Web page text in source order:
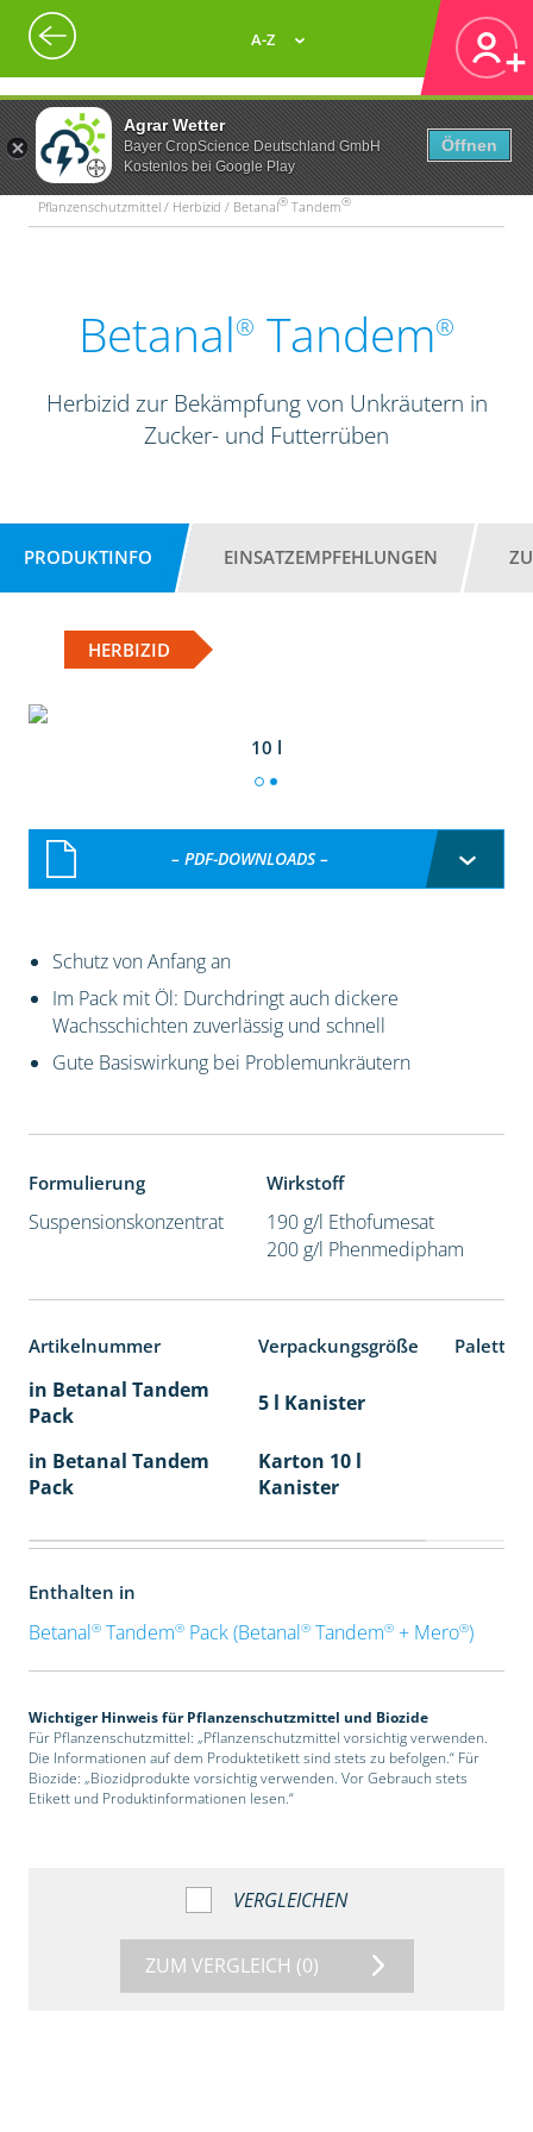
Agrar Wetter
Bayer CropScience Deutschland GmbH
Kostenlos bei Google Play
Öffnen
A-Z
Pflanzenschutzmittel / Herbizid / Betanal® Tandem®
Betanal® Tandem®
Herbizid zur Bekämpfung von Unkräutern in
Zucker- und Futterrüben
PRODUKTINFO EINSATZEMPFEHLUNGEN
HERBIZID
10 l
– PDF-DOWNLOADS –
Schutz von Anfang an
Im Pack mit Öl: Durchdringt auch dickere
Wachsschichten zuverlässig und schnell
Gute Basiswirkung bei Problemunkräutern
Formulierung
Suspensionskonzentrat
Wirkstoff
190 g/l Ethofumesat
200 g/l Phenmedipham
Artikelnummer Verpackungsgröße
in Betanal Tandem
Pack
5 l Kanister
in Betanal Tandem
Pack
Karton 10 l
Kanister
Enthalten in
Betanal®Tandem®Pack (Betanal®Tandem®+ Mero®)
Wichtiger Hinweis für Pflanzenschutzmittel und Biozide
Für Pflanzenschutzmittel: „Pflanzenschutzmittel vorsichtig verwenden.
Die Informationen auf dem Produktetikett sind stets zu befolgen.“ Für
Biozide: „Biozidprodukte vorsichtig verwenden. Vor Gebrauch stets
Etikett und Produktinformationen lesen.“
VERGLEICHEN
ZUM VERGLEICH (0)